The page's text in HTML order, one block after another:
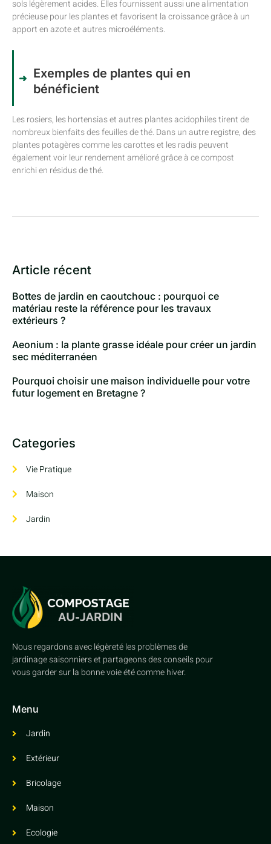
sols légèrement acides. Elles fournissent aussi une alimentation
précieuse pour les plantes et favorisent la croissance grâce à un
apport en azote et autres microéléments.
Exemples de plantes qui en
bénéficient
Les rosiers, les hortensias et autres plantes acidophiles tirent de
nombreux bienfaits des feuilles de thé. Dans un autre registre, des
plantes potagères comme les carottes et les radis peuvent
également voir leur rendement amélioré grâce à ce compost
enrichi en résidus de thé.
Article récent
Bottes de jardin en caoutchouc : pourquoi ce
matériau reste la référence pour les travaux
extérieurs ?
Aeonium : la plante grasse idéale pour créer un jardin
sec méditerranéen
Pourquoi choisir une maison individuelle pour votre
futur logement en Bretagne ?
Categories
Vie Pratique
Maison
Jardin
Nous regardons avec légèreté les problèmes de
jardinage saisonniers et partageons des conseils pour
vous garder sur la bonne voie été comme hiver.
Menu
Jardin
Extérieur
Bricolage
Maison
Ecologie